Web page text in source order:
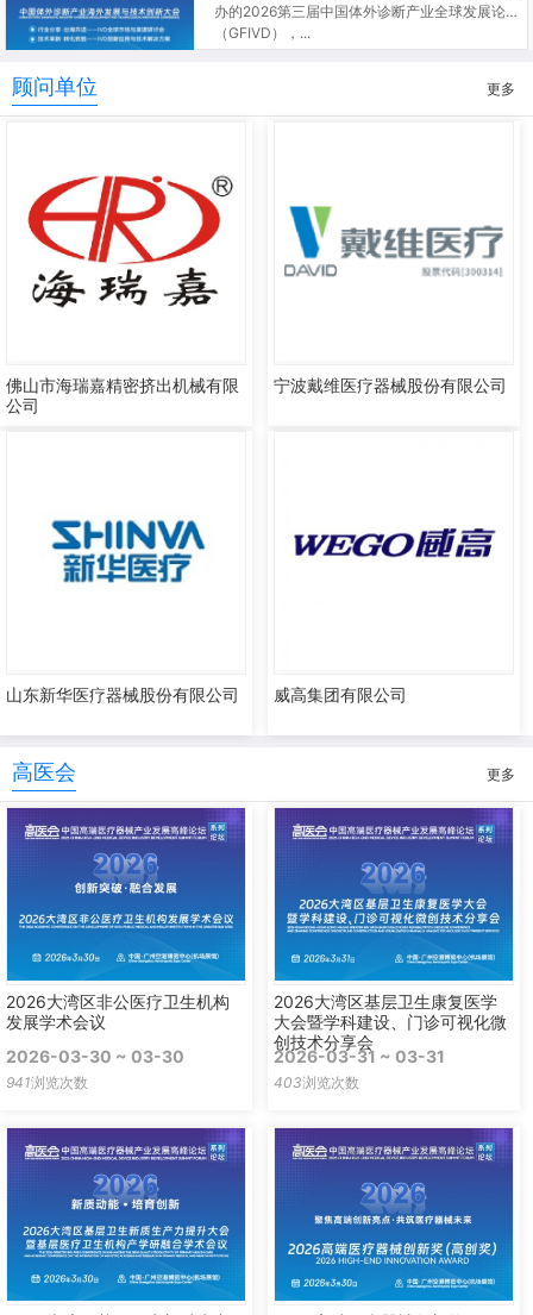
办的2026第三届中国体外诊断产业全球发展论坛
（GFIVD），...
顾问单位 更多
佛山市海瑞嘉精密挤出机械有限
公司
宁波戴维医疗器械股份有限公司
山东新华医疗器械股份有限公司 威高集团有限公司
高医会 更多
2026大湾区非公医疗卫生机构
发展学术会议
2026-03-30 ~ 03-30
941浏览次数
2026大湾区基层卫生康复医学
大会暨学科建设、门诊可视化微
创技术分享会
2026-03-31 ~ 03-31
403浏览次数